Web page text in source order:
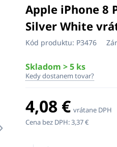
Apple iPhone 8
Silver White
Kód produktu: P3476
Skladom > 5 ks
Kedy dostanem tovar?
4,08 € vrátane DPH
Cena bez DPH:3,37 €